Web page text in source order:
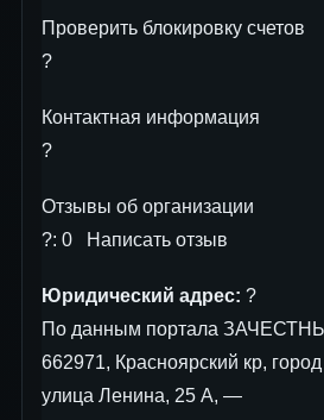
Проверить блокировку cчетов
?
Контактная информация
?
Отзывы об организации
?: 0 Написать отзыв
Юридический адрес: ?
По данным портала
662971, Красноярский кр,
улица Ленина, 25 А, —